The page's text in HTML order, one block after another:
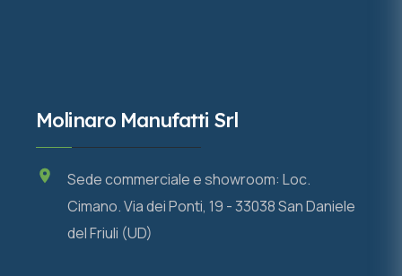
Molinaro Manufatti Srl
Sede commerciale e showroom: Loc.
Cimano. Via dei Ponti, 19 - 33038 San Daniele
del Friuli (UD)